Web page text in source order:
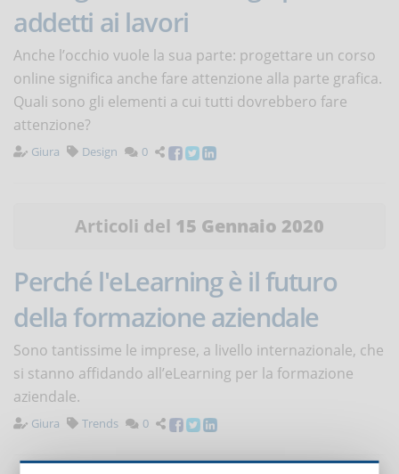
addetti ai lavori
Anche l’occhio vuole la sua parte: progettare un corso
online significa anche fare attenzione alla parte grafica.
Quali sono gli elementi a cui tutti dovrebbero fare
attenzione?
Giura Design 0
Articoli del 15 Gennaio 2020
Perché l'eLearning è il futuro
della formazione aziendale
Sono tantissime le imprese, a livello internazionale, che
si stanno affidando all’eLearning per la formazione
aziendale.
Giura Trends 0